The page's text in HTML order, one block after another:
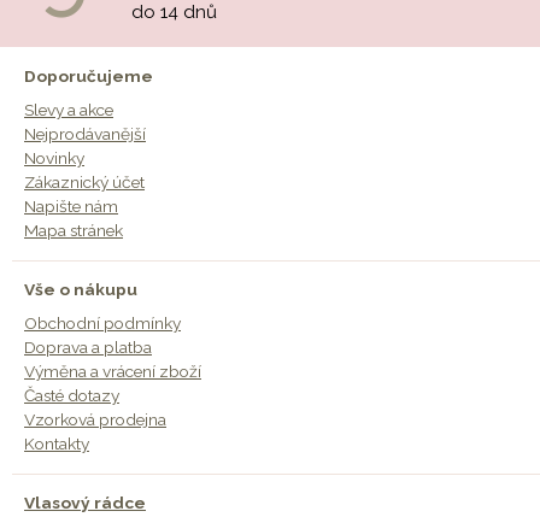
do 14 dnů
Doporučujeme
Slevy a akce
Nejprodávanější
Novinky
Zákaznický účet
Napište nám
Mapa stránek
Vše o nákupu
Obchodní podmínky
Doprava a platba
Výměna a vrácení zboží
Časté dotazy
Vzorková prodejna
Kontakty
Vlasový rádce